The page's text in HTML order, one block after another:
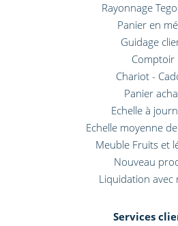
Rayonnage
Panier en
Guidage
Comptoir
Chariot -
Panier
Echelle à
Echelle moyenne
Meuble Fruits et
Nouveau
Liquidation avec
Services